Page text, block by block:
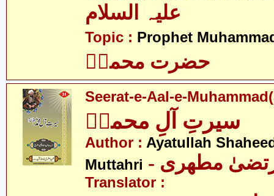
Topic : Prophet
حضرت محمدؐ
Seerat-e-Aal-e-
سیرتِ آلِ محمدؑ
Author : Ayatullah
Muttahri
مطھری
Translator :